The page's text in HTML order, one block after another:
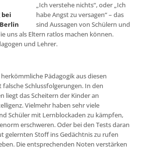
„Ich verstehe nichts“, oder „Ich
habe Angst zu versagen“ – das
sind Aussagen von Schülern und
uns als Eltern ratlos machen können.
und Lehrer.
Pädagogik aus diesen
Schlussfolgerungen. In den
liegt das Scheitern der Kinder an
Vielmehr haben sehr viele
Schüler mit Lernblockaden zu kämpfen,
erschweren. Oder bei den Tests daran
gelernten Stoff ins Gedächtnis zu rufen
Die entsprechenden Noten verstärken